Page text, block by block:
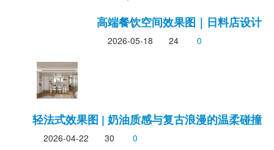
高端餐饮空间效果图｜日料店设计
2026-05-18 24 0
轻法式效果图 | 奶油质感与复古浪漫的温柔碰撞
2026-04-22 30 0